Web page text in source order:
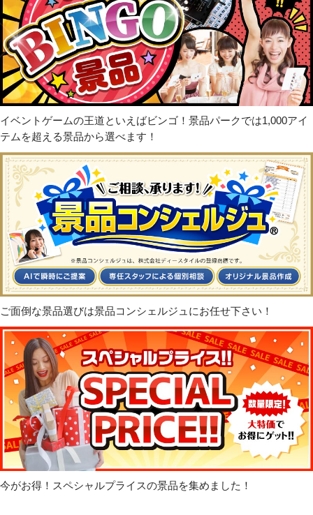
イベントゲームの王道といえばビンゴ！景品パークでは1,000アイ
テムを超える景品から選べます！
ご面倒な景品選びは景品コンシェルジュにお任せ下さい！
今がお得！スペシャルプライスの景品を集めました！